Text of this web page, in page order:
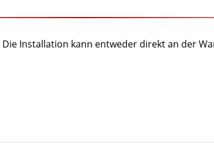
Installation kann entweder direkt an der